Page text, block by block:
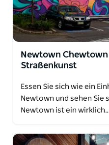
Newtown Chewtown
Straßenkunst
Essen Sie sich wie ein
Newtown und sehen Sie
Newtown ist ein